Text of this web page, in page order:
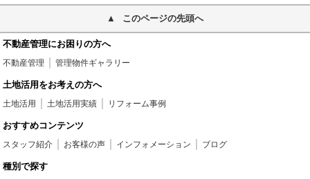
このページの先頭へ
不動産管理にお困りの方へ
不動産管理 管理物件ギャラリー
土地活用をお考えの方へ
土地活用 土地活用実績 リフォーム事例
おすすめコンテンツ
スタッフ紹介 お客様の声 インフォメーション ブログ
種別で探す